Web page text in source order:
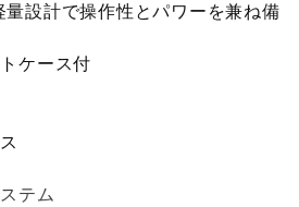
センス
量設計で操作性とパワーを兼ね備
ケース付
テム